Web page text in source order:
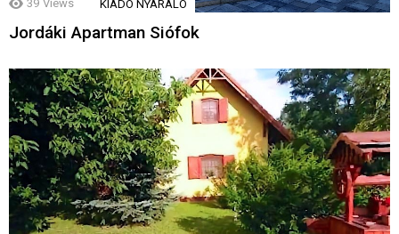
39 Views KIADÓ NYARALÓ
Jordáki Apartman Siófok